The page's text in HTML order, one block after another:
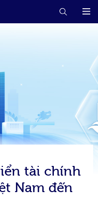
tài chính
Nam đến